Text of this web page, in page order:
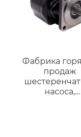
Фабрика
продаж
насоса,